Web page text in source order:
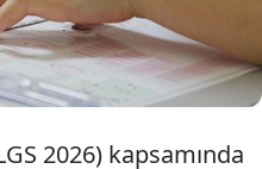
önceden bırakılacağı
2026) kapsamında